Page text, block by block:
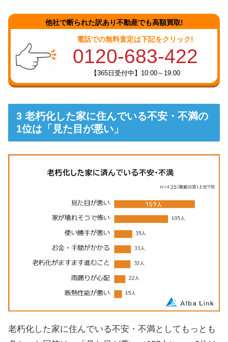
他社で断られた訳あり不動産でも高額買取!
電話での無料査定は下記をクリック!
0120-683-422
【365日受付中】10:00～19:00
老朽化した家に住んでいる不安・不満の
1位は「見た目が悪い」
老朽化した家に住んでいる不安・不満としてもっとも